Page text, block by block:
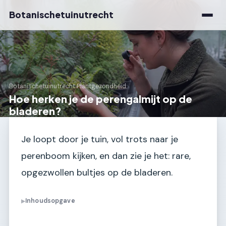
Botanischetuinutrecht
Botanischetuinutrecht›Plantgezondheid
Hoe herken je de perengalmijt op de
bladeren?
Je loopt door je tuin, vol trots naar je
perenboom kijken, en dan zie je het: rare,
opgezwollen bultjes op de bladeren.
▶Inhoudsopgave